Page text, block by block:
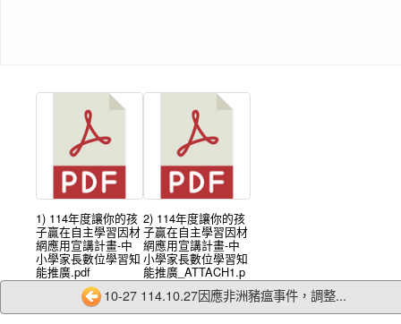
1) 114年度讓你的孩
子贏在自主學習因材
網應用宣講計畫-中
小學家長數位學習知
能推廣.pdf
2) 114年度讓你的孩
子贏在自主學習因材
網應用宣講計畫-中
小學家長數位學習知
能推廣_ATTACH1.p
df
10-27 114.10.27因應非洲豬瘟事件，調整...